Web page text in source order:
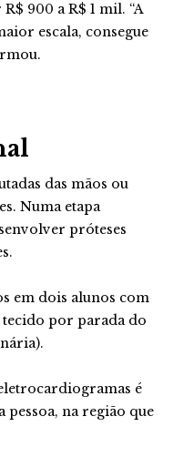
900 a R$ 1 mil. “A
escala, consegue
das mãos ou
Numa etapa
próteses
em dois alunos com
tecido por parada do
é
na região que